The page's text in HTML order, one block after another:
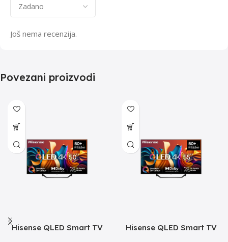
Još nema recenzija.
Povezani proizvodi
Hisense QLED Smart TV
Hisense QLED Smart TV